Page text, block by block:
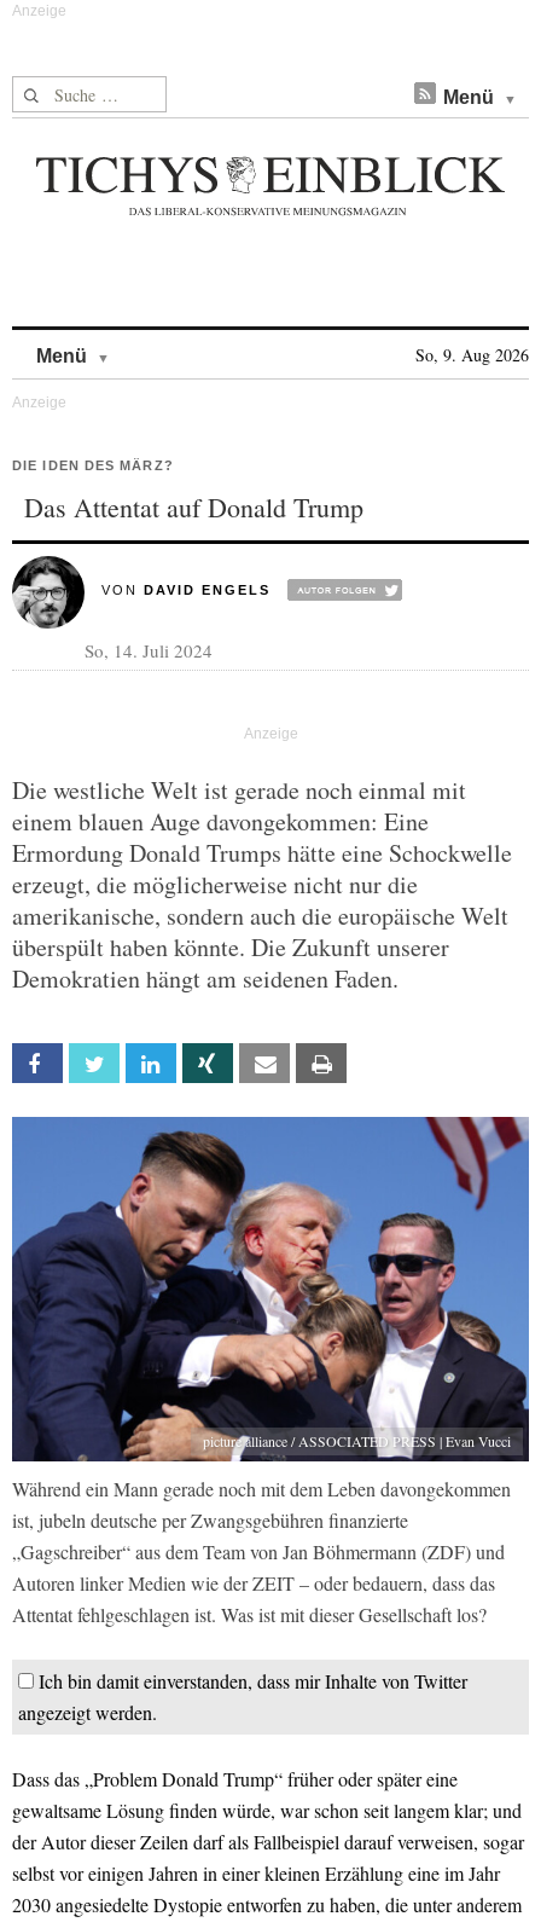
Suche nach: Menü
Menü So, 9. Aug 2026
DIE IDEN DES MÄRZ?
Das Attentat auf Donald Trump
VON DAVID ENGELS
So, 14. Juli 2024
Die westliche Welt ist gerade noch einmal mit
einem blauen Auge davongekommen: Eine
Ermordung Donald Trumps hätte eine Schockwelle
erzeugt, die möglicherweise nicht nur die
amerikanische, sondern auch die europäische Welt
überspült haben könnte. Die Zukunft unserer
Demokratien hängt am seidenen Faden.
Facebook Twitter Linkedin Xing Email
picture alliance / ASSOCIATED PRESS | Evan Vucci
Während ein Mann gerade noch mit dem Leben davongekommen
ist, jubeln deutsche per Zwangsgebühren finanzierte
„Gagschreiber“ aus dem Team von Jan Böhmermann (ZDF) und
Autoren linker Medien wie der ZEIT – oder bedauern, dass das
Attentat fehlgeschlagen ist. Was ist mit dieser Gesellschaft los?
Ich bin damit einverstanden, dass mir Inhalte von Twitter
angezeigt werden.
Dass das „Problem Donald Trump“ früher oder später eine
gewaltsame Lösung finden würde, war schon seit langem klar; und
der Autor dieser Zeilen darf als Fallbeispiel darauf verweisen, sogar
selbst vor einigen Jahren in einer kleinen Erzählung eine im Jahr
2030 angesiedelte Dystopie entworfen zu haben, die unter anderem